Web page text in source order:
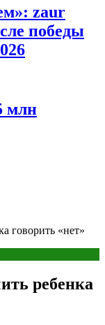
zaur
победы
млн
говорить «нет»
ребенка